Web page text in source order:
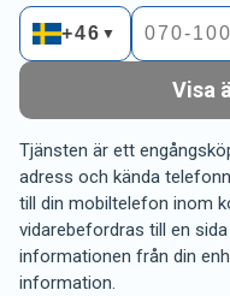
+46 ▼
Visa
Tjänsten är ett
adress och kända
till din mobiltelefon inom
vidarebefordras till en
informationen från din
information.